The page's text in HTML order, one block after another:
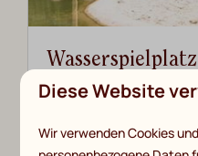
Wasserspielplatz
Unser
Schöneres, als mit
Diese Website
Wir verwenden Cookies